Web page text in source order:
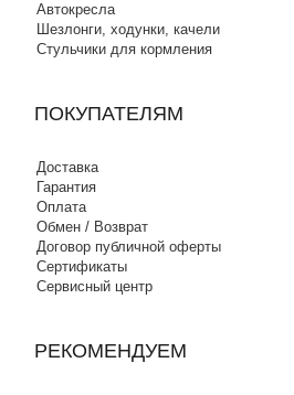
Автокресла
Шезлонги, ходунки, качели
Стульчики для кормления
ПОКУПАТЕЛЯМ
Доставка
Гарантия
Оплата
Обмен / Возврат
Договор публичной оферты
Сертификаты
Сервисный центр
РЕКОМЕНДУЕМ